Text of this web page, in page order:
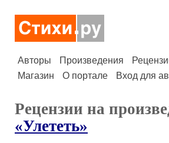
Авторы Произведения
Магазин
О портале Вход для
Рецензии на
«Улететь»